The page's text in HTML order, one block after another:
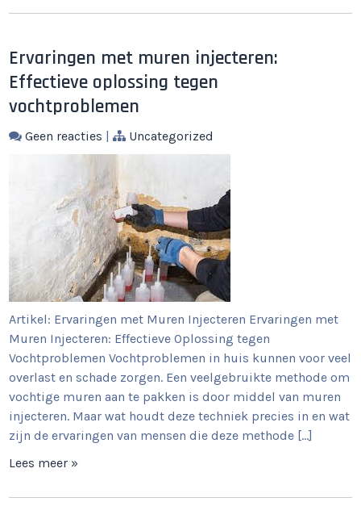
Ervaringen met muren injecteren:
Effectieve oplossing tegen
vochtproblemen
Geen reacties | Uncategorized
Artikel: Ervaringen met Muren Injecteren Ervaringen met
Muren Injecteren: Effectieve Oplossing tegen
Vochtproblemen Vochtproblemen in huis kunnen voor veel
overlast en schade zorgen. Een veelgebruikte methode om
vochtige muren aan te pakken is door middel van muren
injecteren. Maar wat houdt deze techniek precies in en wat
zijn de ervaringen van mensen die deze methode […]
Lees meer »